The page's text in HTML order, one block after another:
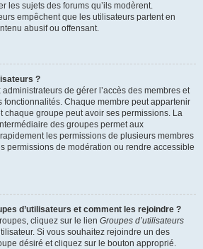
les sujets des forums qu’ils modèrent.
empêchent que les utilisateurs partent en
abusif ou offensant.
?
de gérer l’accès des membres et
fonctionnalités. Chaque membre peut appartenir
chaque groupe peut avoir ses permissions. La
des groupes permet aux
les permissions de plusieurs membres
permissions de modération ou rendre accessible
d’utilisateurs et comment les rejoindre ?
cliquez sur le lien Groupes d’utilisateurs
Si vous souhaitez rejoindre un des
désiré et cliquez sur le bouton approprié.